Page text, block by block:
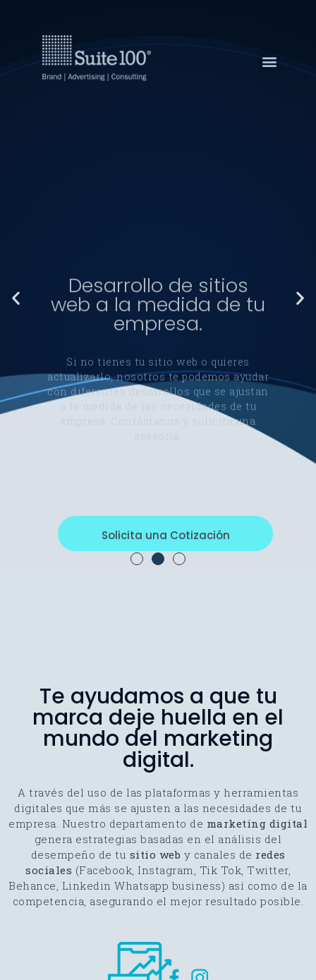
actualizarlo, nosotros te podemos ayudar
con diferentes desarrollos que se ajustan
a la medida de las necesidades de tu
empresa. Contáctanos y solicita una
Solicita una Cotización
Te ayudamos a que tu
marca deje huella en el
mundo del marketing
digital.
A través del uso de las plataformas y herramientas
digitales que más se ajusten a las necesidades de tu
empresa. Nuestro departamento de marketing digital
genera estrategias basadas en el análisis del
desempeño de tu sitio web y canales de redes
sociales (Facebook, Instagram, Tik Tok, Twitter,
Behance, Linkedin Whatsapp business) así como de la
competencia, asegurando el mejor resultado posible.